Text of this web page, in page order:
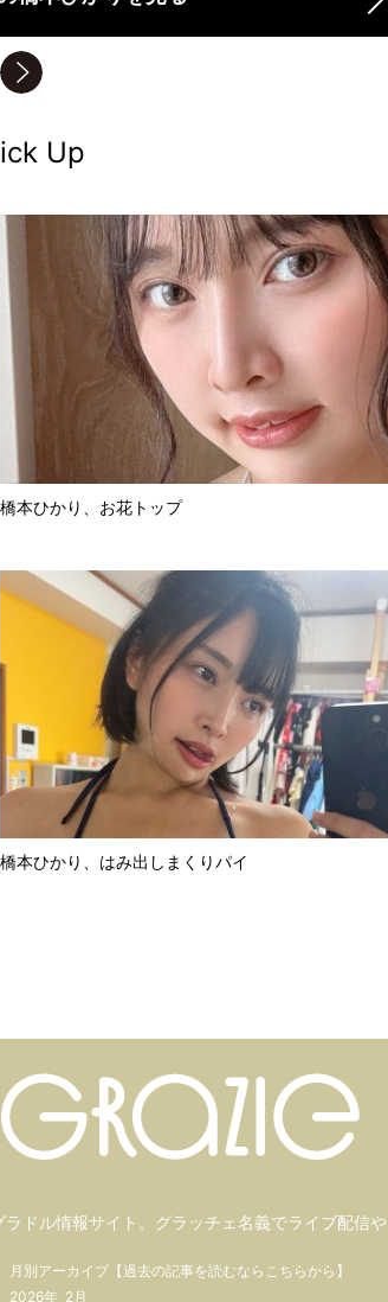
grazie
Up
橋本ひかり、お花トップ
橋本ひかり、はみ出しまくりパイ
ドル情報サイト。 グラッチェ名義でライブ配信や
月別アーカイブ【過去の記事を読むならこちらから】
2026年 2月